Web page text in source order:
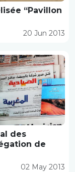
“Pavillon
20 Jun 2013
des
de
02 May 2013